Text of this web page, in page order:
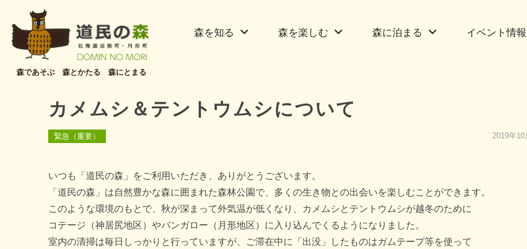
森であそぶ 森とかたる 森にとまる
森を知る 森を楽しむ 森に泊まる イベント情報
カメムシ＆テントウムシについて
緊急（重要） 2019年10
いつも「道民の森」をご利用いただき、ありがとうございます。
「道民の森」は自然豊かな森に囲まれた森林公園で、多くの生き物との出会いを楽しむことができます。
このような環境のもとで、秋が深まって外気温が低くなり、カメムシとテントウムシが越冬のために
コテージ（神居尻地区）やバンガロー（月形地区）に入り込んでくるようになりました。
室内の清掃は毎日しっかりと行っていますが、ご滞在中に「出没」したものはガムテープ等を使って